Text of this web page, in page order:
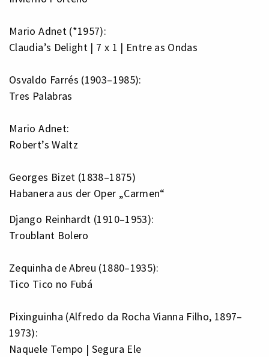
Mario Adnet (*1957):
Claudia’s Delight | 7 x 1 | Entre as Ondas
Osvaldo Farrés (1903–1985):
Tres Palabras
Mario Adnet:
Robert’s Waltz
Georges Bizet (1838–1875)
Habanera aus der Oper „Carmen“
Django Reinhardt (1910–1953):
Troublant Bolero
Zequinha de Abreu (1880–1935):
Tico Tico no Fubá
Pixinguinha (Alfredo da Rocha Vianna Filho, 1897–
1973):
Naquele Tempo | Segura Ele